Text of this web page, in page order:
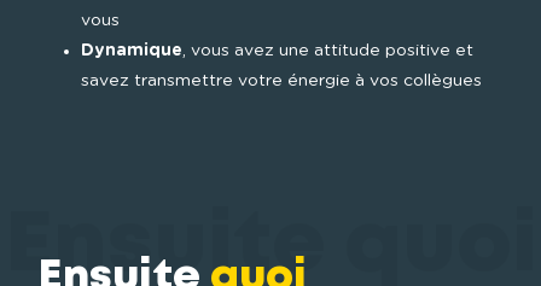
vous
Dynamique, vous avez une attitude positive et
savez transmettre votre énergie à vos collègues
Ensuite quoi
Ensuite quoi